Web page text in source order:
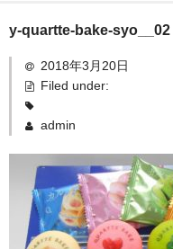
HOME
在庫処分セール
全取扱商品
お勧め商品
新商品
y-quartte-bake-syo__02
2018年3月20日
Filed under:
admin